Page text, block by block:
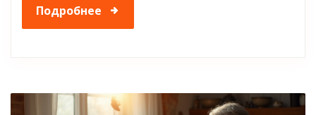
Подробнее